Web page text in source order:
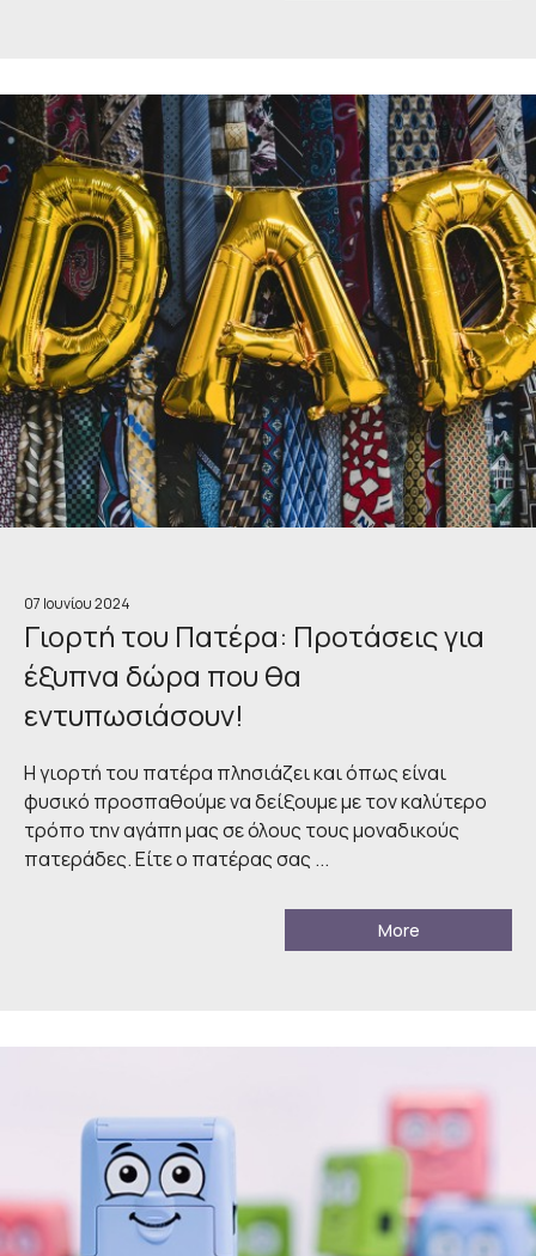
07 Ιουνίου 2024
Γιορτή του Πατέρα: Προτάσεις για
έξυπνα δώρα που θα
εντυπωσιάσουν!
Η γιορτή του πατέρα πλησιάζει και όπως είναι
φυσικό προσπαθούμε να δείξουμε με τον καλύτερο
τρόπο την αγάπη μας σε όλους τους μοναδικούς
πατεράδες. Είτε ο πατέρας σας ...
More